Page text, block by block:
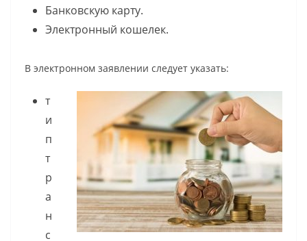
Банковскую карту.
Электронный кошелек.
В электронном заявлении следует указать:
т
и
п
т
р
а
н
с